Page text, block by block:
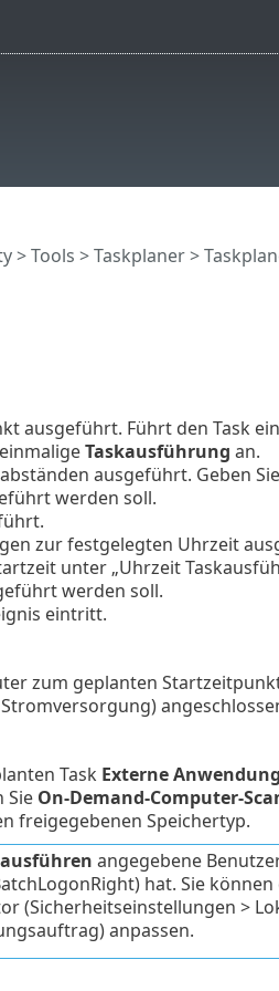
>Tools >Taskplaner>
ausgeführt. Führt den Task
Taskausführung an.
ausgeführt. Geben
werden soll.
zur festgelegten Uhrzeit
unter „Uhrzeit
werden soll.
eintritt.
zum geplanten
Task Externe
Sie On-Demand-Computer-
freigegebenen Speichertyp.
angegebene
hat. Sie können
(Sicherheitseinstellungen >
anpassen.